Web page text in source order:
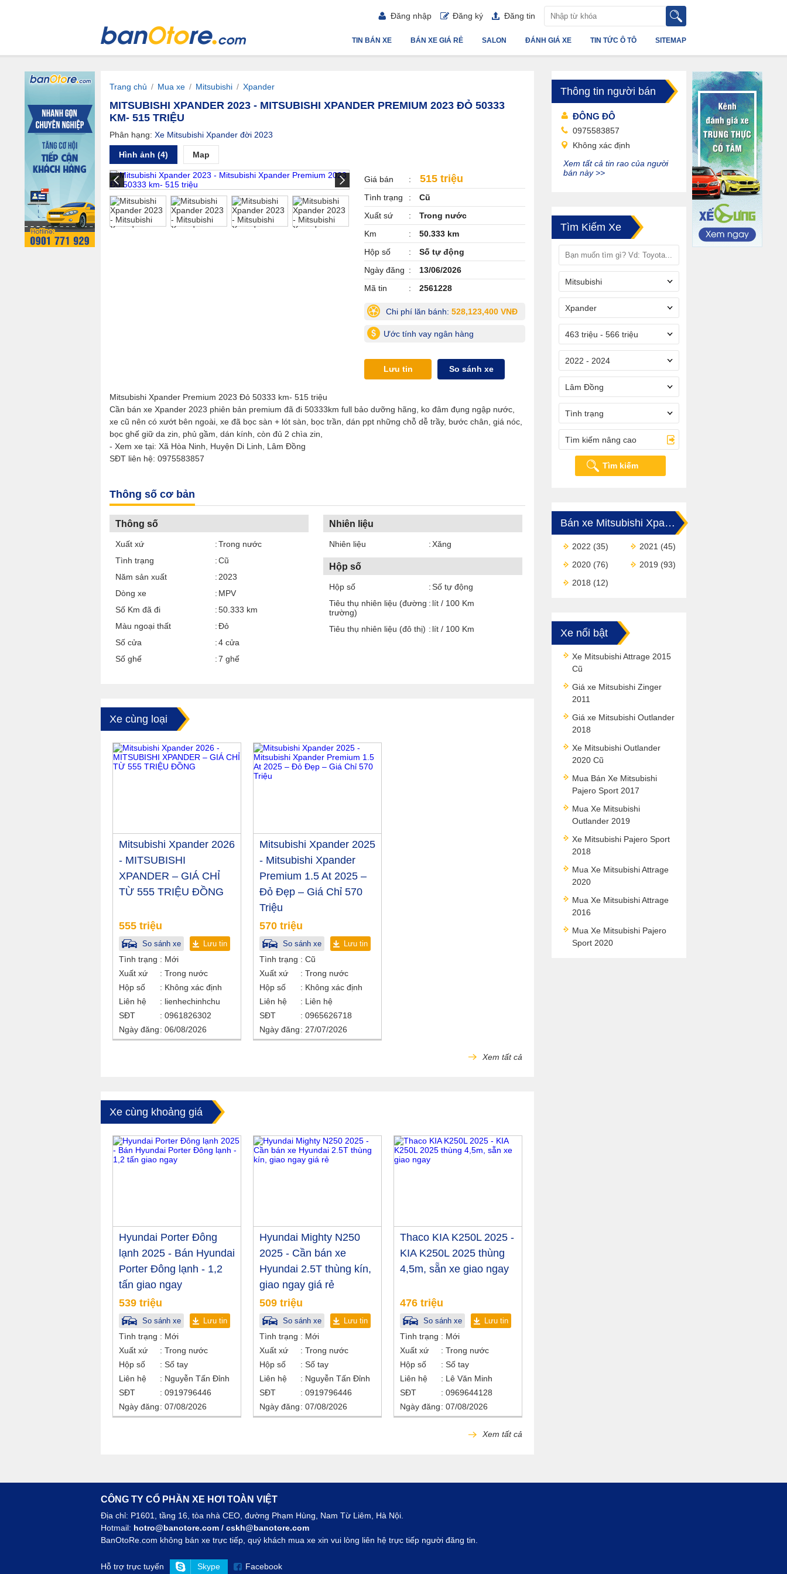
Đăng nhập Đăng ký Đăng tin
SITEMAP
TIN TỨC Ô TÔ
ĐÁNH GIÁ XE
SALON
BÁN XE GIÁ RẺ
TIN BÁN XE
Trang chủ / Mua xe / Mitsubishi / Xpander
MITSUBISHI XPANDER 2023 - MITSUBISHI XPANDER PREMIUM 2023 ĐỎ 50333
KM- 515 TRIỆU
Phân hạng: Xe Mitsubishi Xpander đời 2023
Hình ảnh (4) Map
Giá bán 515 triệu
Tình trạng
Cũ
Xuất sứ
Trong nước
Km
50.333 km
Hộp số
Số tự động
Ngày đăng
13/06/2026
Mã tin
2561228
Chi phí lăn bánh: 528,123,400 VNĐ
Ước tính vay ngân hàng
Lưu tin So sánh xe
Mitsubishi Xpander Premium 2023 Đỏ 50333 km- 515 triệu
Cần bán xe Xpander 2023 phiên bản premium đã đi 50333km full bảo dưỡng hãng, ko đâm đụng ngập nước,
xe cũ nên có xướt bên ngoài, xe đã bọc sàn + lót sàn, bọc trần, dán ppt những chỗ dễ trầy, bước chân, giá nóc,
bọc ghế giữ da zin, phủ gầm, dán kính, còn đủ 2 chìa zin,
- Xem xe tại: Xã Hòa Ninh, Huyện Di Linh, Lâm Đồng
SĐT liên hệ: 0975583857
Thông số cơ bản
Thông số
Xuất xứ
Trong nước
Tình trạng
Cũ
Năm sản xuất
2023
Dòng xe
MPV
Số Km đã đi
50.333 km
Màu ngoại thất
Đỏ
Số cửa
4 cửa
Số ghế
7 ghế
Nhiên liệu
Nhiên liệu Xăng
Hộp số
Hộp số
Số tự động
Tiêu thụ nhiên liệu (đường
trường)
lít / 100 Km
Tiêu thụ nhiên liệu (đô thị) lít / 100 Km
Xe cùng loại
Mitsubishi Xpander 2026
- MITSUBISHI
XPANDER – GIÁ CHỈ
TỪ 555 TRIỆU ĐỒNG
555 triệu
So sánh xe Lưu tin
Tình trạng
Mới
Xuất xứ
Trong nước
Hộp số
Không xác định
Liên hệ
lienhechinhchu
SĐT
0961826302
Ngày đăng
06/08/2026
Mitsubishi Xpander 2025
- Mitsubishi Xpander
Premium 1.5 At 2025 –
Đỏ Đẹp – Giá Chỉ 570
Triệu
570 triệu
So sánh xe Lưu tin
Tình trạng
Cũ
Xuất xứ
Trong nước
Hộp số
Không xác định
Liên hệ
Liên hệ
SĐT
0965626718
Ngày đăng
27/07/2026
Xem tất cả
Xe cùng khoảng giá
Hyundai Porter Đông
lạnh 2025 - Bán Hyundai
Porter Đông lạnh - 1,2
tấn giao ngay
539 triệu
So sánh xe Lưu tin
Tình trạng
Mới
Xuất xứ
Trong nước
Hộp số
Số tay
Liên hệ
Nguyễn Tấn Đỉnh
SĐT
0919796446
Ngày đăng
07/08/2026
Hyundai Mighty N250
2025 - Cần bán xe
Hyundai 2.5T thùng kín,
giao ngay giá rẻ
509 triệu
So sánh xe Lưu tin
Tình trạng
Mới
Xuất xứ
Trong nước
Hộp số
Số tay
Liên hệ
Nguyễn Tấn Đỉnh
SĐT
0919796446
Ngày đăng
07/08/2026
Thaco KIA K250L 2025 -
KIA K250L 2025 thùng
4,5m, sẵn xe giao ngay
476 triệu
So sánh xe Lưu tin
Tình trạng
Mới
Xuất xứ
Trong nước
Hộp số
Số tay
Liên hệ
Lê Văn Minh
SĐT
0969644128
Ngày đăng
07/08/2026
Xem tất cả
Thông tin người bán
ĐÔNG ĐÔ
0975583857
Không xác định
Xem tất cả tin rao của người
bán này >>
Tìm Kiếm Xe
Mitsubishi
Xpander
463 triệu - 566 triệu
2022 - 2024
Lâm Đồng
Tình trạng
Tìm kiếm nâng cao
Tìm kiếm
Bán xe Mitsubishi Xpander
2022 (35) 2021 (45)
2020 (76) 2019 (93)
2018 (12)
Xe nổi bật
Xe Mitsubishi Attrage 2015
Cũ
Giá xe Mitsubishi Zinger
2011
Giá xe Mitsubishi Outlander
2018
Xe Mitsubishi Outlander
2020 Cũ
Mua Bán Xe Mitsubishi
Pajero Sport 2017
Mua Xe Mitsubishi
Outlander 2019
Xe Mitsubishi Pajero Sport
2018
Mua Xe Mitsubishi Attrage
2020
Mua Xe Mitsubishi Attrage
2016
Mua Xe Mitsubishi Pajero
Sport 2020
CÔNG TY CỔ PHẦN XE HƠI TOÀN VIỆT
Địa chỉ: P1601, tầng 16, tòa nhà CEO, đường Phạm Hùng, Nam Từ Liêm, Hà Nội.
Hotmail: hotro@banotore.com / cskh@banotore.com
BanOtoRe.com không bán xe trực tiếp, quý khách mua xe xin vui lòng liên hệ trực tiếp người đăng tin.
Hỗ trợ trực tuyến Skype Facebook